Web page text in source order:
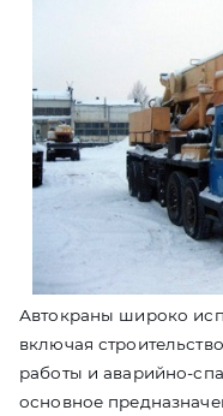
Автокраны широко
включая
работы и аварийно-
основное